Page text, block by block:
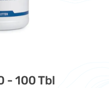
- 100 Tbl